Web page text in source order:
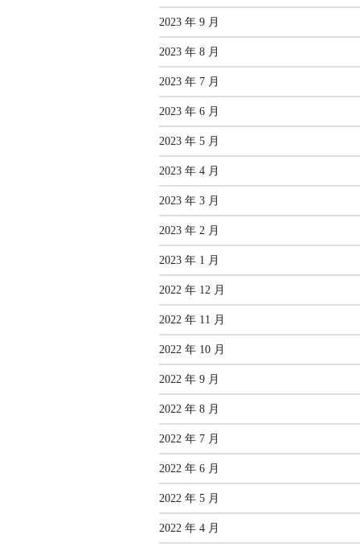
2023 年 9 月
2023 年 8 月
2023 年 7 月
2023 年 6 月
2023 年 5 月
2023 年 4 月
2023 年 3 月
2023 年 2 月
2023 年 1 月
2022 年 12 月
2022 年 11 月
2022 年 10 月
2022 年 9 月
2022 年 8 月
2022 年 7 月
2022 年 6 月
2022 年 5 月
2022 年 4 月